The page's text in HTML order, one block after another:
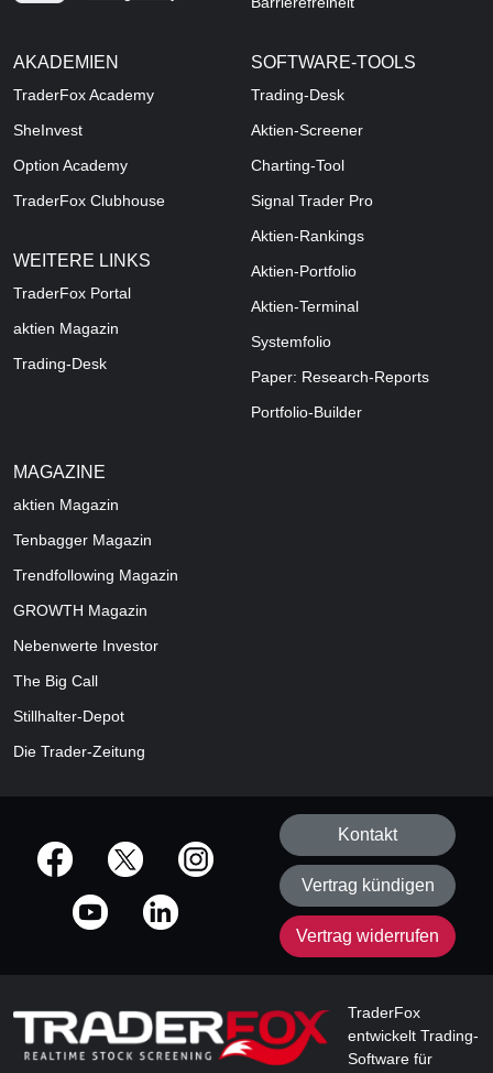
AKADEMIEN
TraderFox Academy
SheInvest
Option Academy
TraderFox Clubhouse
WEITERE LINKS
TraderFox Portal
aktien Magazin
Trading-Desk
SOFTWARE-TOOLS
Trading-Desk
Aktien-Screener
Charting-Tool
Signal Trader Pro
Aktien-Rankings
Aktien-Portfolio
Aktien-Terminal
Systemfolio
Paper: Research-Reports
Portfolio-Builder
MAGAZINE
aktien Magazin
Tenbagger Magazin
Trendfollowing Magazin
GROWTH Magazin
Nebenwerte Investor
The Big Call
Stillhalter-Depot
Die Trader-Zeitung
offizielle Social Media-Accounts
Kontakt
Vertrag kündigen
Vertrag widerrufen
TraderFox
entwickelt Trading-
Software für